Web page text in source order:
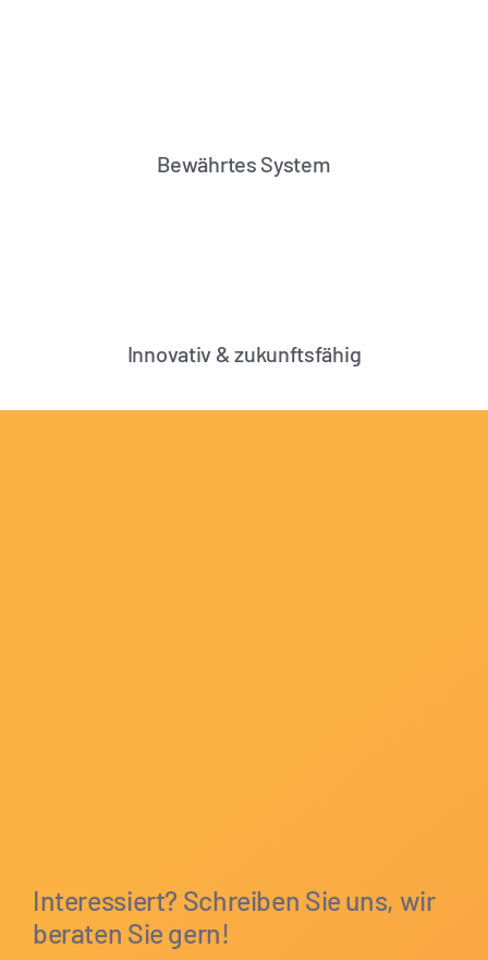
Bewährtes System
Innovativ & zukunftsfähig
Interessiert? Schreiben Sie uns, wir
beraten Sie gern!